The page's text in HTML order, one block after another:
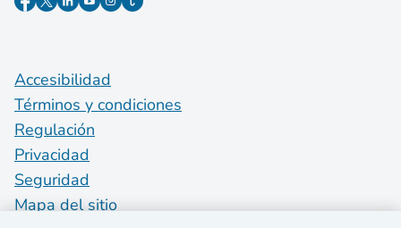
Accesibilidad
Términos y condiciones
Regulación
Privacidad
Seguridad
Mapa del sitio